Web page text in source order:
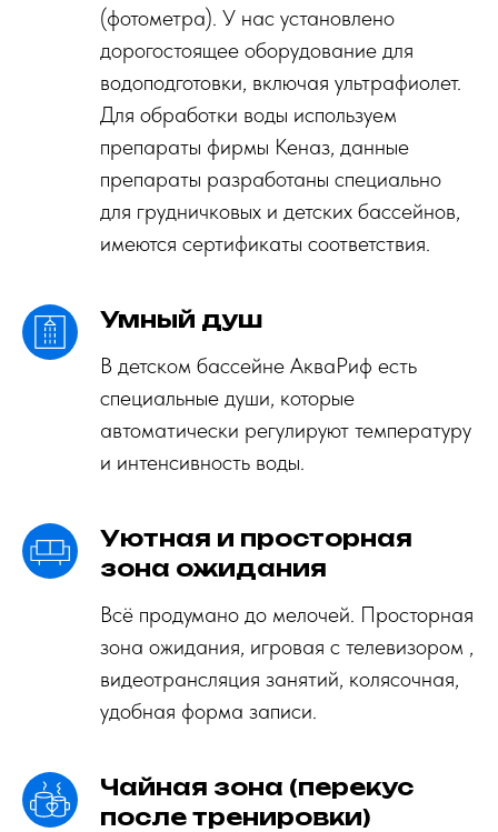
(фотометра). У нас установлено
дорогостоящее оборудование для
водоподготовки, включая ультрафиолет.
Для обработки воды используем
препараты фирмы Кеназ, данные
препараты разработаны специально
для грудничковых и детских бассейнов,
имеются сертификаты соответствия.
Умный душ
В детском бассейне АкваРиф есть
специальные души, которые
автоматически регулируют температуру
и интенсивность воды.
Уютная и просторная
зона ожидания
Всё продумано до мелочей. Просторная
зона ожидания, игровая с телевизором ,
видеотрансляция занятий, колясочная,
удобная форма записи.
Чайная зона (перекус
после тренировки)